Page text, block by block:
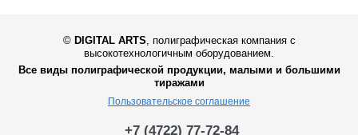
© DIGITAL ARTS
полиграфическая компания с
высокотехнологичным оборудованием.
Все виды полиграфической продукции, малыми и большими
тиражами
Пользовательское соглашение
+7 (4722) 77-72-84